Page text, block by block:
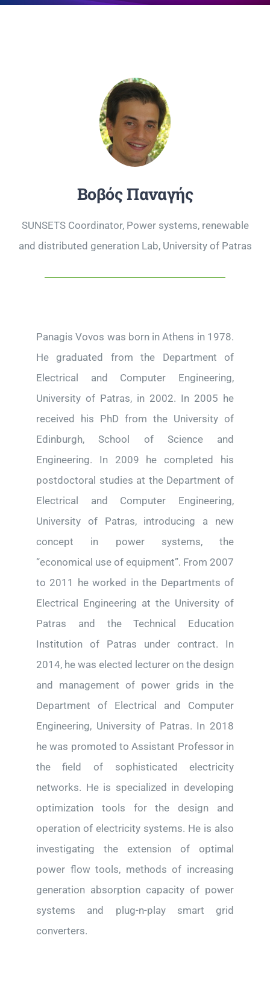
Βοβός Παναγής
SUNSETS Coordinator, Power systems, renewable
and distributed generation Lab, University of Patras
Panagis Vovos was born in Athens in 1978.
He graduated from the Department of
Electrical and Computer Engineering,
University of Patras, in 2002. In 2005 he
received his PhD from the University of
Edinburgh, School of Science and
Engineering. In 2009 he completed his
postdoctoral studies at the Department of
Electrical and Computer Engineering,
University of Patras, introducing a new
concept in power systems, the
“economical use of equipment”. From 2007
to 2011 he worked in the Departments of
Electrical Engineering at the University of
Patras and the Technical Education
Institution of Patras under contract. In
2014, he was elected lecturer on the design
and management of power grids in the
Department of Electrical and Computer
Engineering, University of Patras. In 2018
he was promoted to Assistant Professor in
the field of sophisticated electricity
networks. He is specialized in developing
optimization tools for the design and
operation of electricity systems. He is also
investigating the extension of optimal
power flow tools, methods of increasing
generation absorption capacity of power
systems and plug-n-play smart grid
converters.